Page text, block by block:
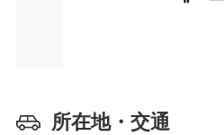
所在地・交通